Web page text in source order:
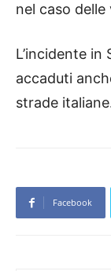
nel caso
L’incidente
accaduti
strade
Facebook